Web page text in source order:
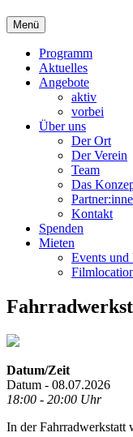
Menü
Programm
Aktuelles
Angebote
aktiv
vorbei
Über uns
Der Ort
Der Verein
Team
Das
Kontakt
Spenden
Mieten
Events und
Datum/Zeit
Datum - 08.07.2026
18:00 - 20:00 Uhr
In der Fahrradwerkstatt